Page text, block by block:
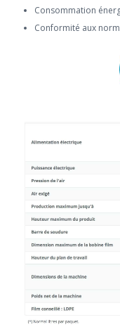
Consommation
Conformité aux